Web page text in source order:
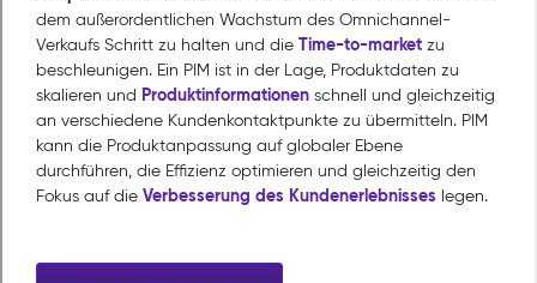
dem außerordentlichen Wachstum des Omnichannel-
Verkaufs Schritt zu halten und die Time-to-market zu
beschleunigen. Ein PIM ist in der Lage, Produktdaten zu
skalieren und Produktinformationen schnell und gleichzeitig
an verschiedene Kundenkontaktpunkte zu übermitteln. PIM
kann die Produktanpassung auf globaler Ebene
durchführen, die Effizienz optimieren und gleichzeitig den
Fokus auf die Verbesserung des Kundenerlebnisses legen.